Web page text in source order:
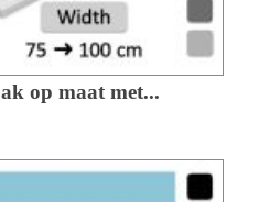
op maat met...